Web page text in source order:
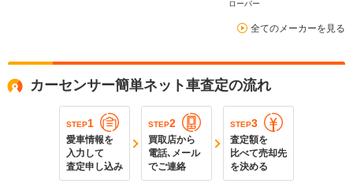
ローバー
全てのメーカーを見る
カーセンサー簡単ネット車査定の流れ
STEP1
愛車情報を
入力して
査定申し込み
STEP2
買取店から
電話､メール
でご連絡
STEP3
査定額を
比べて売却先
を決める